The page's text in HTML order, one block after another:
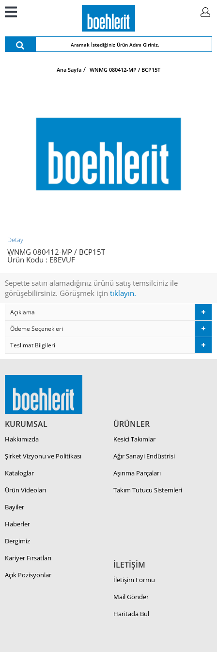
Ana Sayfa WNMG 080412-MP / BCP15T
Detay
WNMG 080412-MP / BCP15T
Ürün Kodu : E8EVUF
Sepette satın alamadığınız ürünü satış temsilciniz ile
görüşebilirsiniz. Görüşmek için tıklayın.
Açıklama
Ödeme Seçenekleri
Teslimat Bilgileri
KURUMSAL
Hakkımızda
Şirket Vizyonu ve Politikası
Kataloglar
Ürün Videoları
Bayiler
Haberler
Dergimiz
Kariyer Fırsatları
Açık Pozisyonlar
ÜRÜNLER
Kesici Takımlar
Ağır Sanayi Endüstrisi
Aşınma Parçaları
Takım Tutucu Sistemleri
İLETİŞİM
İletişim Formu
Mail Gönder
Haritada Bul